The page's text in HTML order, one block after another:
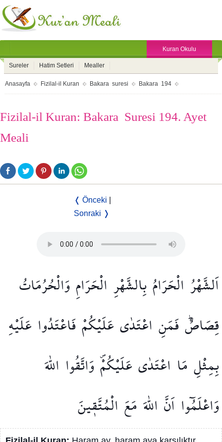
Kuran Okulu
Sureler Hatim Setleri Mealler
Anasayfa Fizilal-il Kuran Bakara suresi Bakara 194
Fizilal-il Kuran: Bakara Suresi 194. Ayet
Meali
❬ Önceki
Sonraki ❭
اَلشَّهْرُ الْحَرَامُبِالشَّهْرِ الْحَرَامِوَالْحُرُمَاتُ
قِصَاصٌۜفَمَنِ اعْتَدٰى عَلَيْكُمْفَاعْتَدُوا عَلَيْهِ
بِمِثْلِ مَا اعْتَدٰى عَلَيْكُمْۖوَاتَّقُوا اللّٰهَ
وَاعْلَمُٓوا اَنَّ اللّٰهَ مَعَ الْمُتَّق۪ينَ